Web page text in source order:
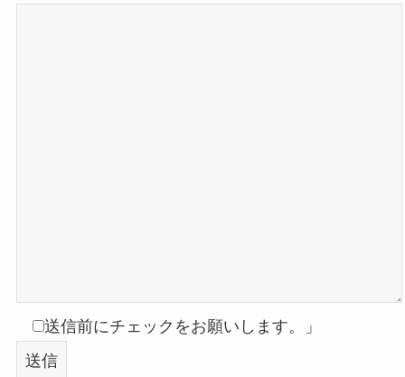
送信前にチェックをお願いします。」